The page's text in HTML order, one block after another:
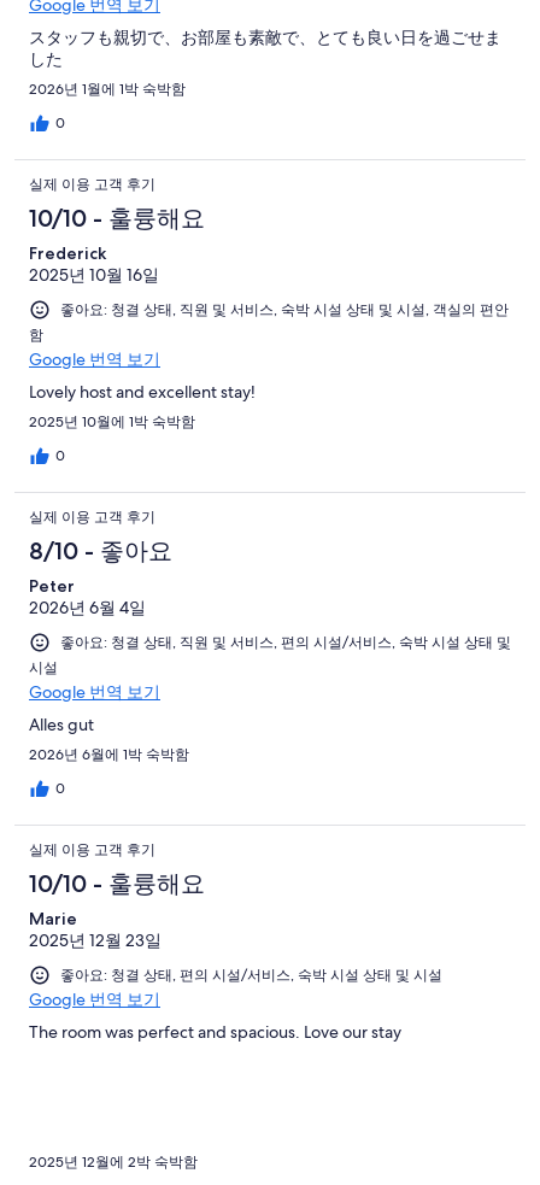
Google 번역 보기
スタッフも親切で、お部屋も素敵で、とても良い日を過ごせま
した
2026년 1월에 1박 숙박함
0
실제 이용 고객 후기
10/10 - 훌륭해요
Frederick
2025년 10월 16일
좋아요: 청결 상태, 직원 및 서비스, 숙박 시설 상태 및 시설, 객실의 편안
함
Google 번역 보기
Lovely host and excellent stay!
2025년 10월에 1박 숙박함
0
실제 이용 고객 후기
8/10 - 좋아요
Peter
2026년 6월 4일
좋아요: 청결 상태, 직원 및 서비스, 편의 시설/서비스, 숙박 시설 상태 및
시설
Google 번역 보기
Alles gut
2026년 6월에 1박 숙박함
0
실제 이용 고객 후기
10/10 - 훌륭해요
Marie
2025년 12월 23일
좋아요: 청결 상태, 편의 시설/서비스, 숙박 시설 상태 및 시설
Google 번역 보기
The room was perfect and spacious. Love our stay
2025년 12월에 2박 숙박함